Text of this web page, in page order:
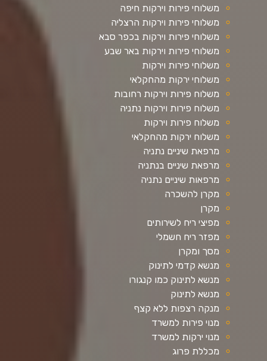
משלוחי פירות וירקות חיפה
משלוחי פירות וירקות הרצליה
משלוחי פירות וירקות בכפר סבא
משלוחי פירות וירקות באר שבע
משלוחי פירות וירקות
משלוחי ירקות מהחקלאי
משלוח פירות וירקות רחובות
משלוח פירות וירקות נתניה
משלוח פירות וירקות
משלוח ירקות מהחקלאי
מרפאת שיניים נתניה
מרפאת שיניים בנתניה
מרפאות שיניים נתניה
מקרן להשכרה
מקרן
מפיצי ריח לשירותים
מפזר ריח חשמלי
מסך ומקרן
מנשא קדמי לתינוק
מנשא לתינוק כמו קנגורו
מנשא לתינוק
מנקה רצפות ללא קצף
מנוי פירות למשרד
מנוי ירקות למשרד
מכללת פרוג